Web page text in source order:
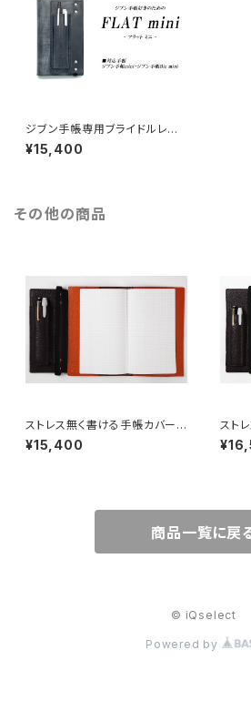
ジブン手帳専用ブライドルレザ
ーカバーFLATmini(フラットミ
ニ)
¥15,400
その他の商品
ストレス無く書ける手帳カバー
【ジブン手帳mini専用レザーカ
バーFLAT mini(フラット ミニ)】
¥15,400
スト
【ジ
LAT(
商品一覧に戻
© iQselect
Powered by